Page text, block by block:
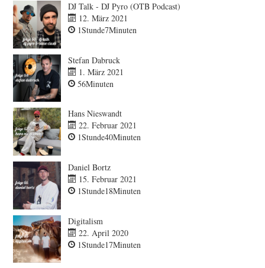
DJ Talk - DJ Pyro (OTB Podcast)
12. März 2021
1Stunde7Minuten
Stefan Dabruck
1. März 2021
56Minuten
Hans Nieswandt
22. Februar 2021
1Stunde40Minuten
Daniel Bortz
15. Februar 2021
1Stunde18Minuten
Digitalism
22. April 2020
1Stunde17Minuten